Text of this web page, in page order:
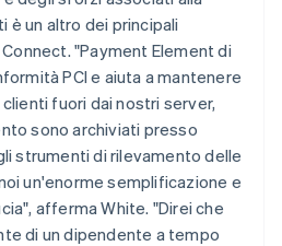
un altro dei principali
"Payment Element di
PCI e aiuta a mantenere
fuori dai nostri server,
sono archiviati presso
strumenti di rilevamento delle
un'enorme semplificazione e
afferma White. "Direi che
di un dipendente a tempo